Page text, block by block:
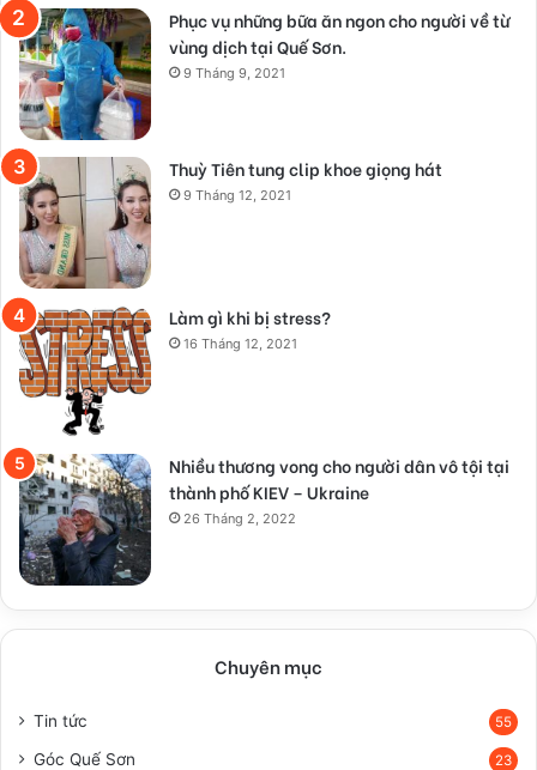
Phục vụ những bữa ăn ngon cho người về từ
vùng dịch tại Quế Sơn.
9 Tháng 9, 2021
Thuỳ Tiên tung clip khoe giọng hát
9 Tháng 12, 2021
Làm gì khi bị stress?
16 Tháng 12, 2021
Nhiều thương vong cho người dân vô tội tại
thành phố KIEV – Ukraine
26 Tháng 2, 2022
Chuyên mục
Tin tức 55
Góc Quế Sơn 23